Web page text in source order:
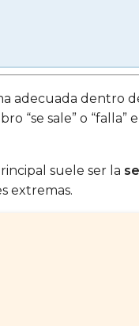
adecuada dentro
“se sale” o “falla”
suele ser la
extremas.